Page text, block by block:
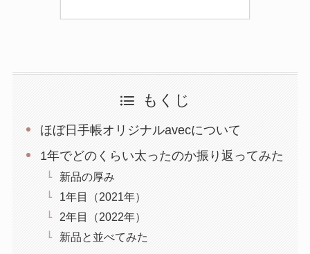
もくじ
ほぼ日手帳オリジナルavecについて
1年でどのくらい太ったのか振り返ってみた
新品の厚み
1年目（2021年）
2年目（2022年）
新品と並べてみた